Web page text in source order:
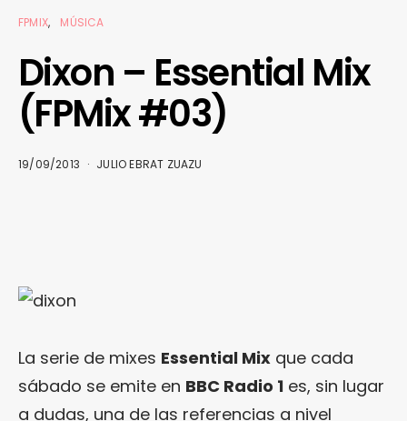
FPMIX MÚSICA
Dixon – Essential Mix
(FPMix #03)
19/09/2013 JULIO EBRAT ZUAZU
La serie de mixes Essential Mix que cada
sábado se emite en BBC Radio 1 es, sin lugar
a dudas, una de las referencias a nivel